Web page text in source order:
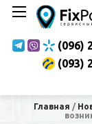
(096)
(093)
Главная /